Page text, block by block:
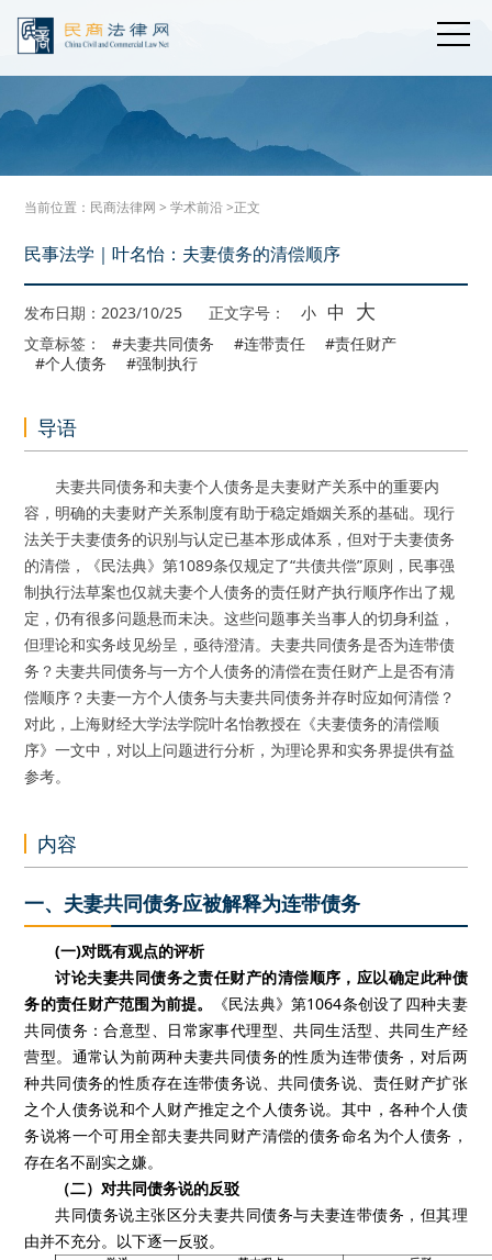
当前位置： 民商法律网 >学术前沿>正文
民事法学｜叶名怡：夫妻债务的清偿顺序
发布日期：2023/10/25 正文字号： 小 中 大
文章标签： #夫妻共同债务 #连带责任
#责任财产
#个人债务
#强制执行
导语
夫妻共同债务和夫妻个人债务是夫妻财产关系中的重要内
容，明确的夫妻财产关系制度有助于稳定婚姻关系的基础。现行
法关于夫妻债务的识别与认定已基本形成体系，但对于夫妻债务
的清偿，《民法典》第1089条仅规定了“共债共偿”原则，民事强
制执行法草案也仅就夫妻个人债务的责任财产执行顺序作出了规
定，仍有很多问题悬而未决。这些问题事关当事人的切身利益，
但理论和实务歧见纷呈，亟待澄清。夫妻共同债务是否为连带债
务？夫妻共同债务与一方个人债务的清偿在责任财产上是否有清
偿顺序？夫妻一方个人债务与夫妻共同债务并存时应如何清偿？
对此，上海财经大学法学院叶名怡教授在《夫妻债务的清偿顺
序》一文中，对以上问题进行分析，为理论界和实务界提供有益
参考。
内容
一、夫妻共同债务应被解释为连带债务
(一)对既有观点的评析
讨论夫妻共同债务之责任财产的清偿顺序，应以确定此种债
务的责任财产范围为前提。
《民法典》第1064条创设了四种夫妻
共同债务：合意型、日常家事代理型、共同生活型、共同生产经
营型。通常认为前两种夫妻共同债务的性质为连带债务，对后两
种共同债务的性质存在连带债务说、共同债务说、责任财产扩张
之个人债务说和个人财产推定之个人债务说。其中，各种个人债
务说将一个可用全部夫妻共同财产清偿的债务命名为个人债务，
存在名不副实之嫌。
（二）对共同债务说的反驳
共同债务说主张区分夫妻共同债务与夫妻连带债务，但其理
由并不充分。以下逐一反驳。